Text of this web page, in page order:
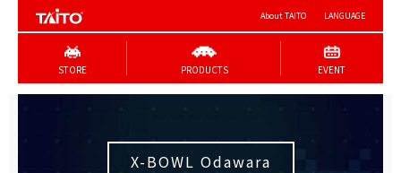
About TAITO LANGUAGE
STORE PRODUCTS EVENT
X-BOWL Odawara